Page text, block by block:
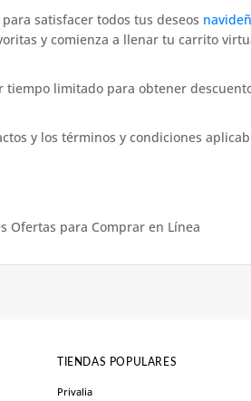
satisfacer todos tus deseos
y comienza a llenar tu carrito
tiempo limitado para obtener
y los términos y condiciones
Ofertas para Comprar en Línea
TIENDAS POPULARES
Privalia